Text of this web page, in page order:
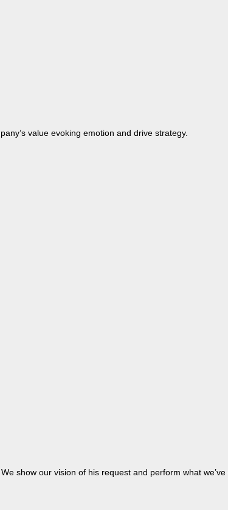
value evoking emotion and drive strategy.
show our vision of his request and perform what we’ve